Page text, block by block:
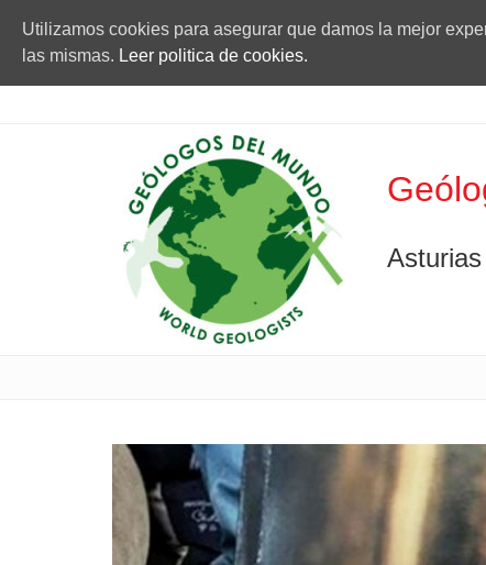
Asturias
Utilizamos cookies para asegurar que damos la mejor
las mismas. Leer politica de cookies.